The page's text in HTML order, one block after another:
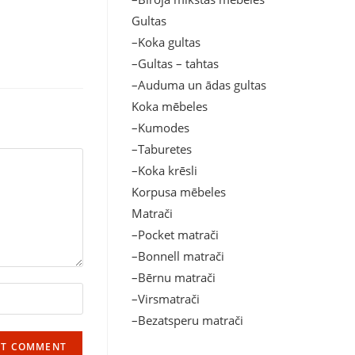
Gultas
–Koka gultas
–Gultas – tahtas
–Auduma un ādas gultas
Koka mēbeles
–Kumodes
–Taburetes
–Koka krēsli
Korpusa mēbeles
Matrači
–Pocket matrači
–Bonnell matrači
–Bērnu matrači
–Virsmatrači
–Bezatsperu matrači